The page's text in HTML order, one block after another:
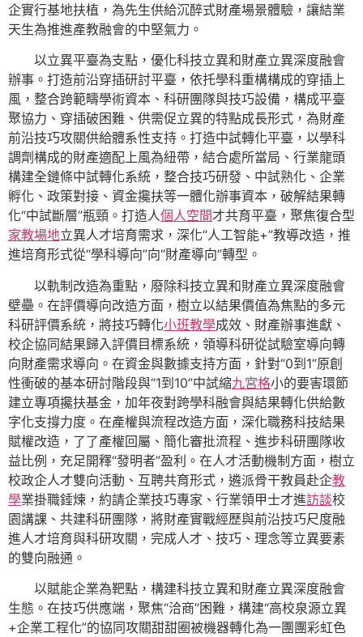
企實行基地扶植，為先生供給沉醉式財產場景體驗，讓結業
天生為推進產教融會的中堅氣力。
以立異平臺為支點，優化科技立異和財產立異深度融會
辦事。打造前沿穿插研討平臺，依托學科重構構成的穿插上
風，整合跨範疇學術資本、科研團隊與技巧設備，構成平臺
聚協力、穿插破困難、供需促立異的特點成長形式，為財產
前沿技巧攻關供給體系性支持。打造中試轉化平臺，以學科
調劑構成的財產適配上風為紐帶，結合處所當局、行業龍頭
構建全鏈條中試轉化系統，整合技巧研發、中試熟化、企業
孵化、政策對接、資金攙扶等一體化辦事資本，破解結果轉
化“中試斷層”瓶頸。打造人個人空間才共育平臺，聚焦復合型
家教場地立異人才培育需求，深化“人工智能+”教導改造，推
進培育形式從“學科導向”向“財產導向”轉型。
以軌制改造為重點，廢除科技立異和財產立異深度融會
壁壘。在評價導向改造方面，樹立以結果價值為焦點的多元
科研評價系統，將技巧轉化小班教學成效、財產辦事進獻、
校企協同結果歸入評價目標系統，領導科研從試驗室導向轉
向財產需求導向。在資金與數據支持方面，針對“0到1”原創
性衝破的基本研討階段與“1到10”中試縮九宮格小的要害環節
建立專項攙扶基金，加年夜對跨學科融會與結果轉化供給數
字化支撐力度。在產權與流程改造方面，深化職務科技結果
賦權改造，了了產權回屬、簡化審批流程、進步科研團隊收
益比例，充足開釋“發明者”盈利。在人才活動機制方面，樹立
校政企人才雙向活動、互聘共育形式，遴派骨干教員赴企教
學業掛職錘煉，約請企業技巧專家、行業領甲士才進訪談校
園講課、共建科研團隊，將財產實戰經歷與前沿技巧尺度融
進人才培育與科研攻關，完成人才、技巧、理念等立異要素
的雙向融通。
以賦能企業為靶點，構建科技立異和財產立異深度融會
生態。在技巧供應端，聚焦“洽商”困難，構建“高校泉源立異
+企業工程化”的協同攻關甜甜圈被機器轉化為一團團彩虹色